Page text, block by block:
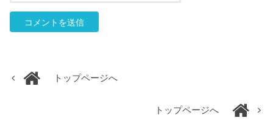
トップページへ
トップページへ